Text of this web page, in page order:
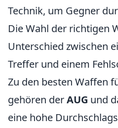
Technik, um Gegner
Die Wahl der richtigen
Unterschied zwischen
Treffer und einem
Zu den besten Waffen
gehören derAUG und
eine hohe